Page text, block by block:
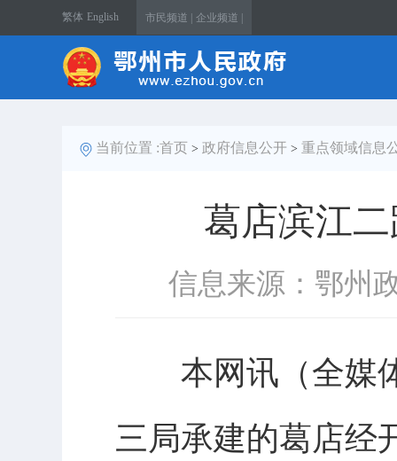
繁体 English 市民频道 | 企业频道 |
当前位置 :首页 > 政府信息公开 > 重点领域信息
葛店滨江
信息来源：鄂州
本网讯（全媒体
三局承建的葛店经